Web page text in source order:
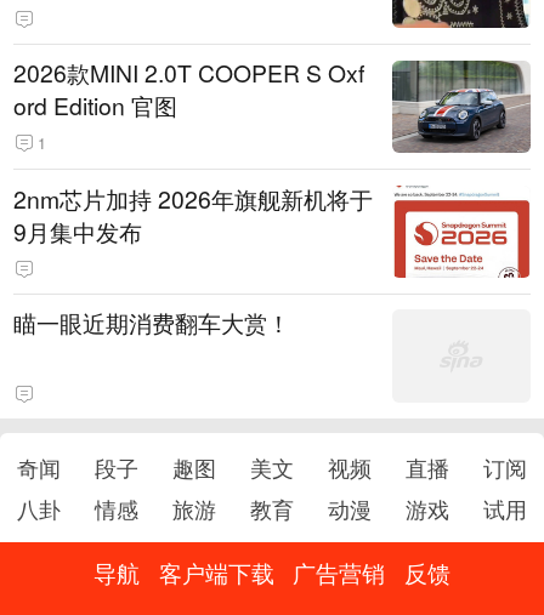
2026款MINI 2.0T COOPER S Oxf
ord Edition 官图
1
2nm芯片加持 2026年旗舰新机将于
9月集中发布
瞄一眼近期消费翻车大赏！
奇闻 段子 趣图 美文 视频 直播
订阅
八卦
情感 旅游 教育 动漫 游戏 试用
导航 客户端下载 广告营销 反馈